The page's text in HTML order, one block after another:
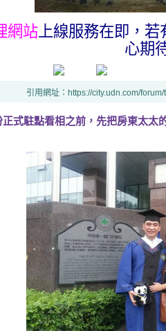
網站上線服務在即，
心期
引用網址：https://city.udn.com/
式駐點看相之前，先把房東太太